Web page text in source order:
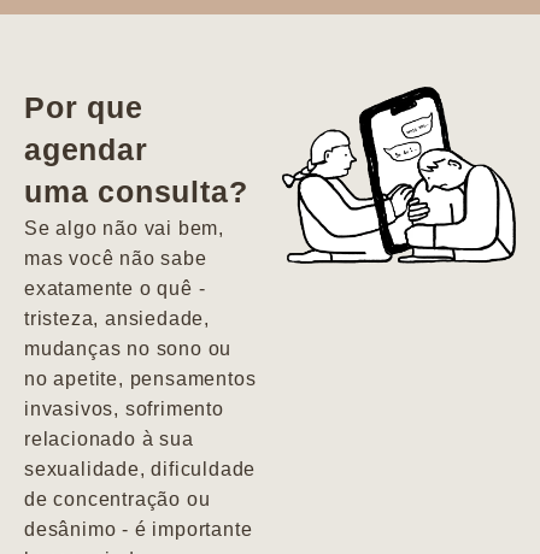
vida. Ela me
encontrou num
estado misto de
depressão e
agitação com
pensamentos
Por que
agendar
uma consulta?
Se algo não vai bem,
mas você não sabe
exatamente o quê -
tristeza, ansiedade,
mudanças no sono ou
no apetite, pensamentos
invasivos, sofrimento
relacionado à sua
sexualidade, dificuldade
de concentração ou
desânimo - é importante